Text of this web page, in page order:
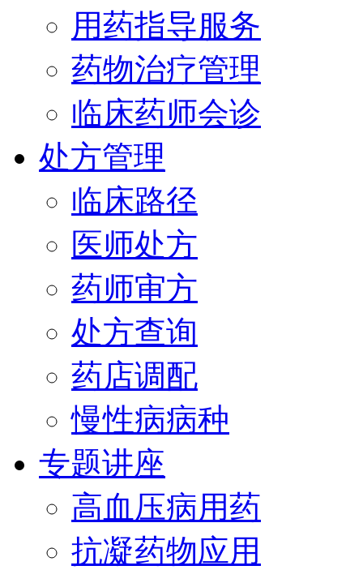
用药指导服务
药物治疗管理
临床药师会诊
处方管理
临床路径
医师处方
药师审方
处方查询
药店调配
慢性病病种
专题讲座
高血压病用药
抗凝药物应用